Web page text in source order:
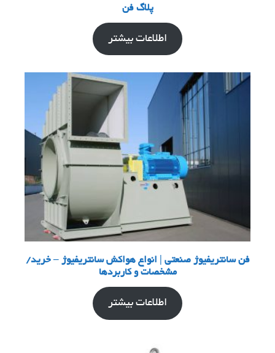
پلاگ فن
اطلاعات بیشتر
فن سانتریفیوژ صنعتی | انواع هواکش سانتریفیوژ – خرید/
مشخصات و کاربردها
اطلاعات بیشتر